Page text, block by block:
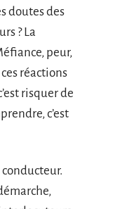
doutes des
? La
peur,
réactions
risquer de
c’est